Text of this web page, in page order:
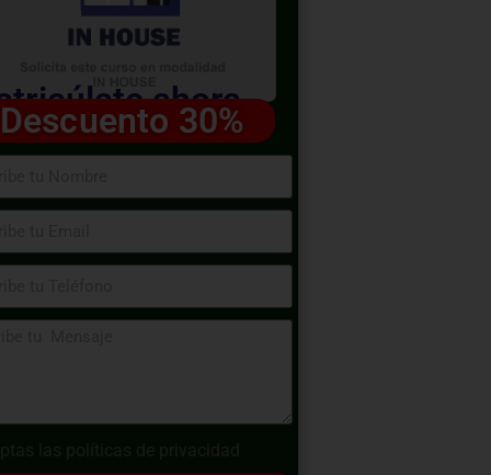
ahora
Descuento 30%